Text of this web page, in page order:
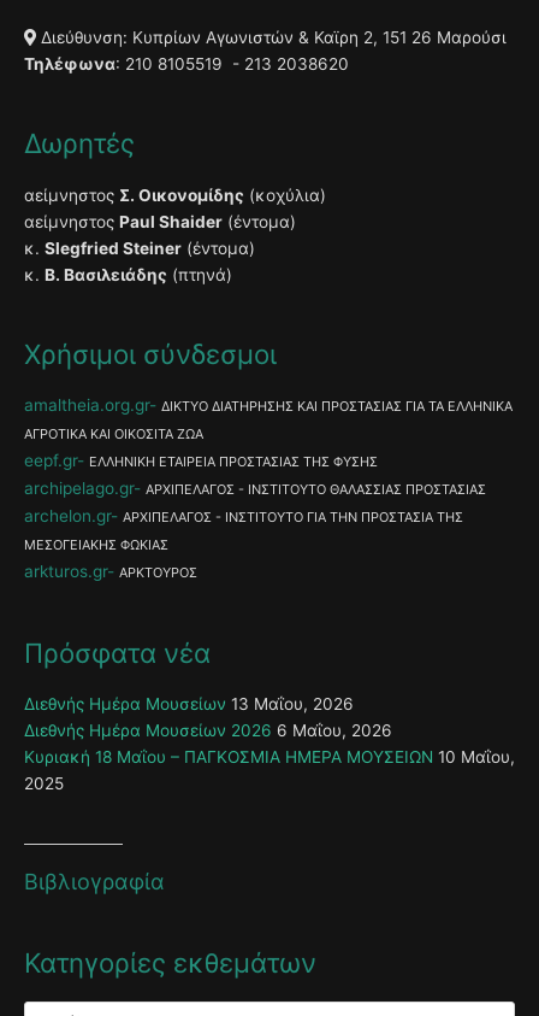
Διεύθυνση: Κυπρίων Αγωνιστών & Καϊρη 2, 151 26 Μαρούσι
Τηλέφωνα: 210 8105519 - 213 2038620
Δωρητές
αείμνηστος Σ. Οικονομίδης (κοχύλια)
αείμνηστος Paul Shaider (έντομα)
κ. Slegfried Steiner (έντομα)
κ. Β. Βασιλειάδης (πτηνά)
Χρήσιμοι σύνδεσμοι
amaltheia.org.gr
ΔΙΚΤΥΟ ΔΙΑΤΗΡΗΣΗΣ ΚΑΙ ΠΡΟΣΤΑΣΙΑΣ ΓΙΑ ΤΑ ΕΛΛΗΝΙΚΑ
ΑΓΡΟΤΙΚΑ ΚΑΙ ΟΙΚΟΣΙΤΑ ΖΩΑ
eepf.gr ΕΛΛΗΝΙΚΗ ΕΤΑΙΡΕΙΑ ΠΡΟΣΤΑΣΙΑΣ ΤΗΣ ΦΥΣΗΣ
archipelago.gr ΑΡΧΙΠΕΛΑΓΟΣ - ΙΝΣΤΙΤΟΥΤΟ ΘΑΛΑΣΣΙΑΣ ΠΡΟΣΤΑΣΙΑΣ
archelon.gr
ΑΡΧΙΠΕΛΑΓΟΣ - ΙΝΣΤΙΤΟΥΤΟ ΓΙΑ ΤΗΝ ΠΡΟΣΤΑΣΙΑ ΤΗΣ
ΜΕΣΟΓΕΙΑΚΗΣ ΦΩΚΙΑΣ
arkturos.gr ΑΡΚΤΟΥΡΟΣ
Πρόσφατα νέα
Διεθνής Ημέρα Μουσείων 13 Μαΐου, 2026
Διεθνής Ημέρα Μουσείων 2026 6 Μαΐου, 2026
Κυριακή 18 Μαΐου – ΠΑΓΚΟΣΜΙΑ ΗΜΕΡΑ ΜΟΥΣΕΙΩΝ 10 Μαΐου,
2025
Βιβλιογραφία
Κατηγορίες εκθεμάτων